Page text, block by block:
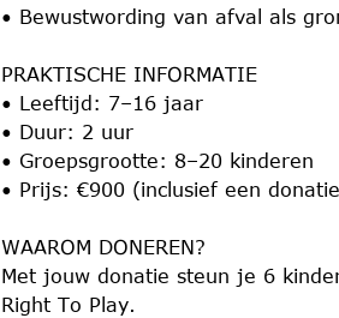
• Bewustwording van afval als
PRAKTISCHE INFORMATIE
• Leeftijd: 7–16 jaar
• Duur: 2 uur
• Groepsgrootte: 8–20 kinderen
• Prijs: €900 (inclusief een
WAAROM DONEREN?
Met jouw donatie steun je 6
Right To Play.